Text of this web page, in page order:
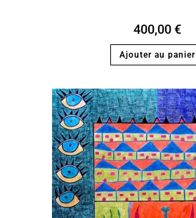
400,00€
Ajouter au panier